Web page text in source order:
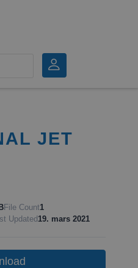
JET
File Count1
Updated19. mars 2021